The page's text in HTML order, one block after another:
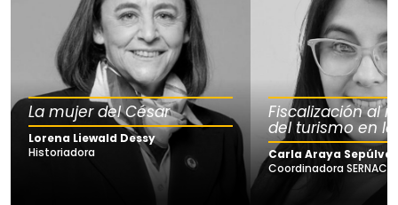
La mujer del César
Lorena Liewald Dessy
Historiadora
Fiscalización al
del turismo en
Carla Araya
Coordinadora SERNAC